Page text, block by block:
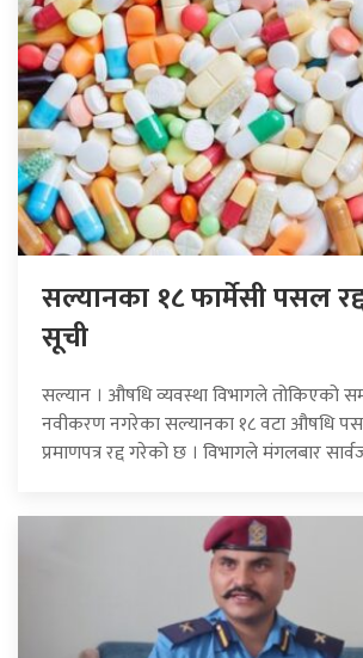
सल्यानका १८ फार्मेसी पसल
सूची
सल्यान । औषधि व्यवस्था विभागले तोकिएको
नवीकरण नगरेका सल्यानका १८ वटा औषधि
प्रमाणपत्र रद्द गरेको छ । विभागले मंगलबार